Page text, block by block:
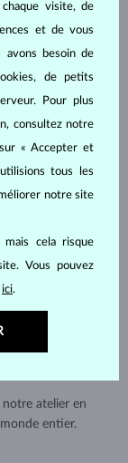
atelier en
entier.
visite, de
et de vous
avons besoin de
de petits
Pour plus
consultez notre
« Accepter et
tous les
notre site
mais cela risque
Vous pouvez
ici.